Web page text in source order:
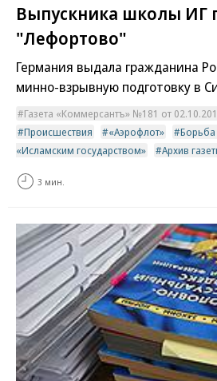
Выпускника школы ИГ
"Лефортово"
Германия выдала гражданина
минно-взрывную подготовку в
Газета «Коммерсантъ» №181 от
Происшествия
«Аэрофлот»
«Исламским государством»
Архив
3 мин.